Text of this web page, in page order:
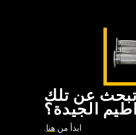
عن تلك
الجيدة؟
ابدأ من هنا.